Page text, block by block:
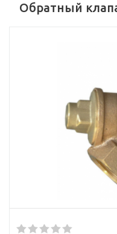
Обратный